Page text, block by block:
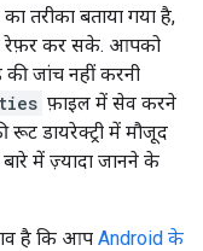
तरीका बताया गया है,
रेफ़र कर सके. आपको
जांच नहीं करनी
फ़ाइल में सेव करने
डायरेक्ट्री में मौजूद
में ज़्यादा जानने के
है कि आप Android के